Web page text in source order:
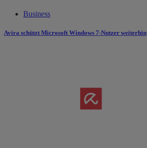
Business
Avira schützt Microsoft Windows 7-Nutzer weiterhin